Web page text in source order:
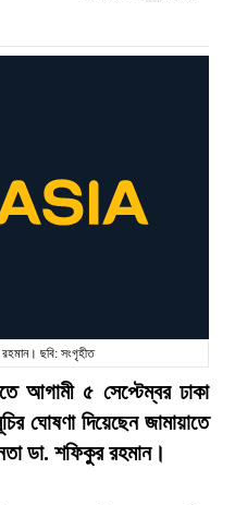
ছবি: সংগৃহীত
আগামী ৫ সেপ্টেম্বর ঢাকা
ঘোষণা দিয়েছেন জামায়াতে
ডা. শফিকুর রহমান।